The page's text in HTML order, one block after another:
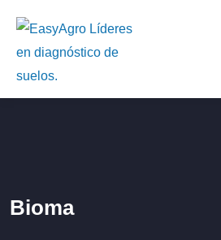
Bioma